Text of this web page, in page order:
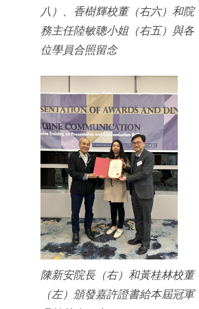
八）、香樹輝校董（右六）和院
務主任陸敏聰小姐（右五）與各
位學員合照留念
陳新安院長（右）和黃桂林校董
（左）頒發嘉許證書給本屆冠軍